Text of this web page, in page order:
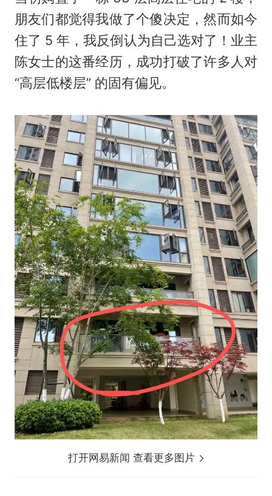
朋友们都觉得我做了个傻决定，然而如今
住了 5 年，我反倒认为自己选对了！业主
陈女士的这番经历，成功打破了许多人对
“高层低楼层” 的固有偏见。
打开网易新闻 查看更多图片